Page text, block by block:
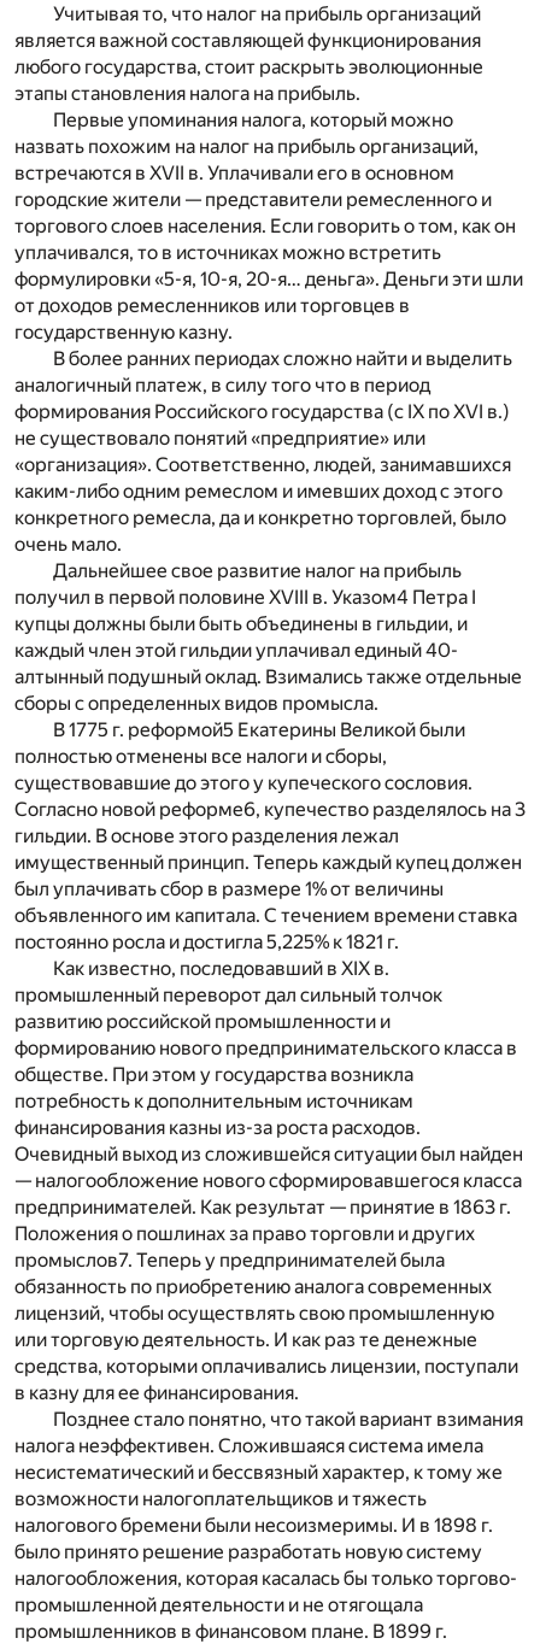
Учитывая то, что налог на прибыль организаций
является важной составляющей функционирования
любого государства, стоит раскрыть эволюционные
этапы становления налога на прибыль.
Первые упоминания налога, который можно
назвать похожим на налог на прибыль организаций,
встречаются в XVII в. Уплачивали его в основном
городские жители — представители ремесленного и
торгового слоев населения. Если говорить о том, как он
уплачивался, то в источниках можно встретить
формулировки «5-я, 10-я, 20-я… деньга». Деньги эти шли
от доходов ремесленников или торговцев в
государственную казну.
В более ранних периодах сложно найти и выделить
аналогичный платеж, в силу того что в период
формирования Российского государства (с IX по XVI в.)
не существовало понятий «предприятие» или
«организация». Соответственно, людей, занимавшихся
каким-либо одним ремеслом и имевших доход с этого
конкретного ремесла, да и конкретно торговлей, было
очень мало.
Дальнейшее свое развитие налог на прибыль
получил в первой половине XVIII в. Указом4 Петра I
купцы должны были быть объединены в гильдии, и
каждый член этой гильдии уплачивал единый 40-
алтынный подушный оклад. Взимались также отдельные
сборы с определенных видов промысла.
В 1775 г. реформой5 Екатерины Великой были
полностью отменены все налоги и сборы,
существовавшие до этого у купеческого сословия.
Согласно новой реформе6, купечество разделялось на 3
гильдии. В основе этого разделения лежал
имущественный принцип. Теперь каждый купец должен
был уплачивать сбор в размере 1% от величины
объявленного им капитала. С течением времени ставка
постоянно росла и достигла 5,225% к 1821 г.
Как известно, последовавший в XIX в.
промышленный переворот дал сильный толчок
развитию российской промышленности и
формированию нового предпринимательского класса в
обществе. При этом у государства возникла
потребность к дополнительным источникам
финансирования казны из-за роста расходов.
Очевидный выход из сложившейся ситуации был найден
— налогообложение нового сформировавшегося класса
предпринимателей. Как результат — принятие в 1863 г.
Положения о пошлинах за право торговли и других
промыслов7. Теперь у предпринимателей была
обязанность по приобретению аналога современных
лицензий, чтобы осуществлять свою промышленную
или торговую деятельность. И как раз те денежные
средства, которыми оплачивались лицензии, поступали
в казну для ее финансирования.
Позднее стало понятно, что такой вариант взимания
налога неэффективен. Сложившаяся система имела
несистематический и бессвязный характер, к тому же
возможности налогоплательщиков и тяжесть
налогового бремени были несоизмеримы. И в 1898 г.
было принято решение разработать новую систему
налогообложения, которая касалась бы только торгово-
промышленной деятельности и не отягощала
промышленников в финансовом плане. В 1899 г.